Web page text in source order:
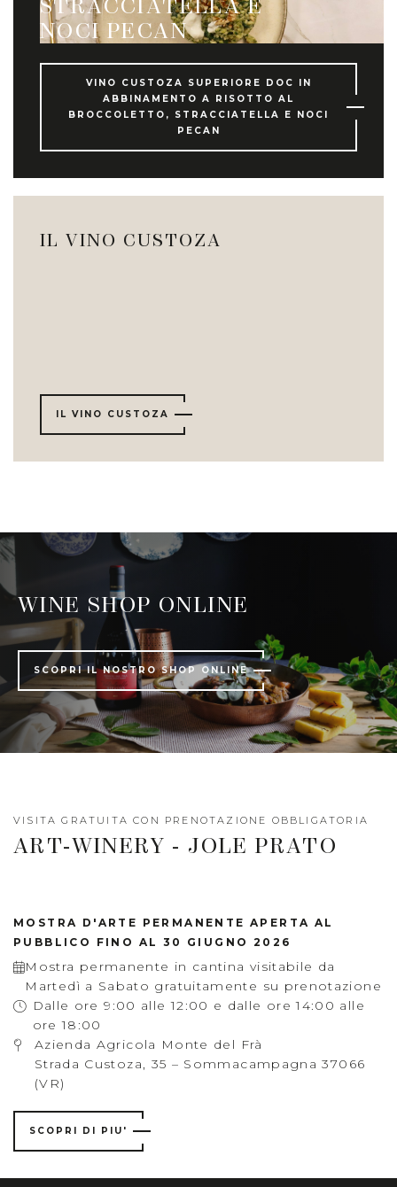
STRACCIATELLA E
NOCI PECAN
VINO CUSTOZA SUPERIORE DOC IN
ABBINAMENTO A RISOTTO AL
BROCCOLETTO, STRACCIATELLA E NOCI
PECAN
IL VINO CUSTOZA
IL VINO CUSTOZA
WINE SHOP ONLINE
SCOPRI IL NOSTRO SHOP ONLINE
VISITA GRATUITA CON PRENOTAZIONE OBBLIGATORIA
ART-WINERY - JOLE PRATO
MOSTRA D'ARTE PERMANENTE APERTA AL
PUBBLICO FINO AL 30 GIUGNO 2026
Mostra permanente in cantina visitabile da
Martedì a Sabato gratuitamente su prenotazione
Dalle ore 9:00 alle 12:00 e dalle ore 14:00 alle
ore 18:00
Azienda Agricola Monte del Frà
Strada Custoza, 35 – Sommacampagna 37066
(VR)
SCOPRI DI PIU'